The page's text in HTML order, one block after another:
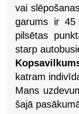
vai
garums ir
pilsētas
starp
katram
Mans
šajā